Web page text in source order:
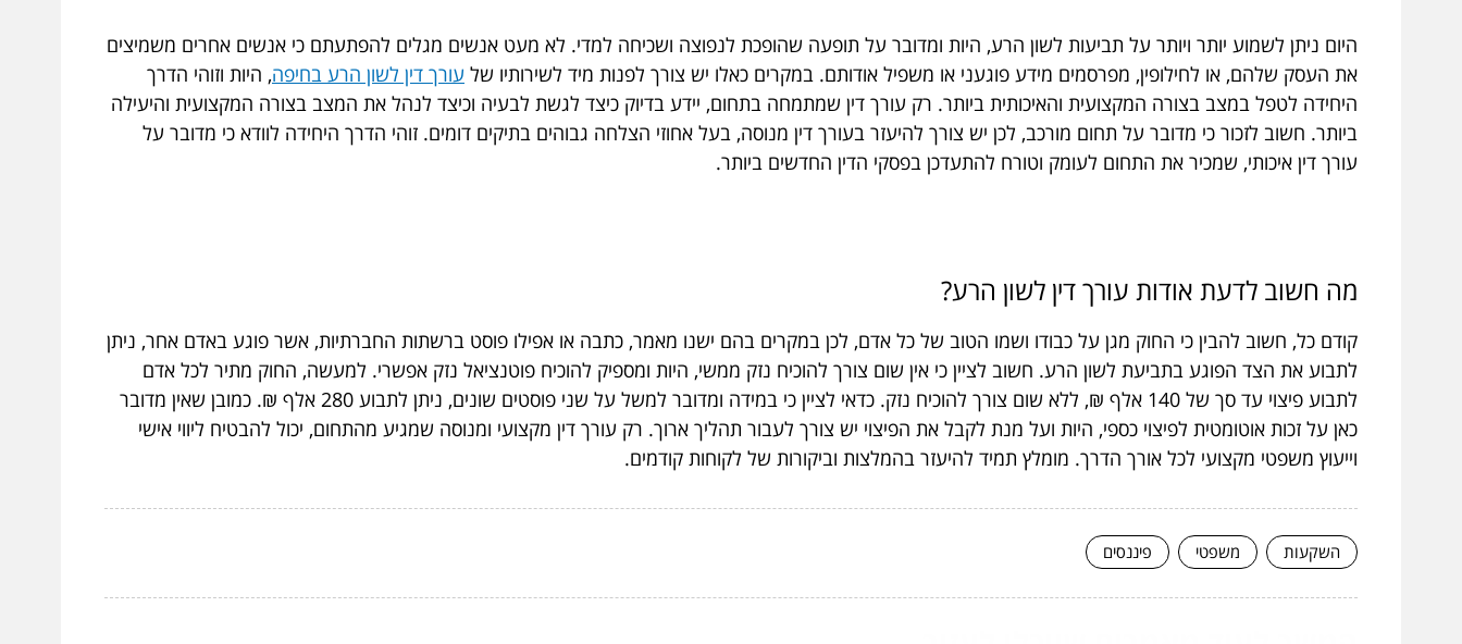
היום ניתן לשמוע יותר ויותר על תביעות לשון הרע, היות ומדובר על תופעה שהופכת לנפוצה ושכיחה למדי. לא מעט אנשים מגלים להפתעתם כי אנשים אחרים משמיצים
את העסק שלהם, או לחילופין, מפרסמים מידע פוגעני או משפיל אודותם. במקרים כאלו יש צורך לפנות מיד לשירותיו של עורך דין לשון הרע בחיפה, היות וזוהי הדרך
היחידה לטפל במצב בצורה המקצועית והאיכותית ביותר. רק עורך דין שמתמחה בתחום, יידע בדיוק כיצד לגשת לבעיה וכיצד לנהל את המצב בצורה המקצועית והיעילה
ביותר. חשוב לזכור כי מדובר על תחום מורכב, לכן יש צורך להיעזר בעורך דין מנוסה, בעל אחוזי הצלחה גבוהים בתיקים דומים. זוהי הדרך היחידה לוודא כי מדובר על
עורך דין איכותי, שמכיר את התחום לעומק וטורח להתעדכן בפסקי הדין החדשים ביותר.
מה חשוב לדעת אודות עורך דין לשון הרע?
קודם כל, חשוב להבין כי החוק מגן על כבודו ושמו הטוב של כל אדם, לכן במקרים בהם ישנו מאמר, כתבה או אפילו פוסט ברשתות החברתיות, אשר פוגע באדם אחר, ניתן
לתבוע את הצד הפוגע בתביעת לשון הרע. חשוב לציין כי אין שום צורך להוכיח נזק ממשי, היות ומספיק להוכיח פוטנציאל נזק אפשרי. למעשה, החוק מתיר לכל אדם
לתבוע פיצוי עד סך של 140 אלף ₪, ללא שום צורך להוכיח נזק. כדאי לציין כי במידה ומדובר למשל על שני פוסטים שונים, ניתן לתבוע 280 אלף ₪. כמובן שאין מדובר
כאן על זכות אוטומטית לפיצוי כספי, היות ועל מנת לקבל את הפיצוי יש צורך לעבור תהליך ארוך. רק עורך דין מקצועי ומנוסה שמגיע מהתחום, יכול להבטיח ליווי אישי
וייעוץ משפטי מקצועי לכל אורך הדרך. מומלץ תמיד להיעזר בהמלצות וביקורות של לקוחות קודמים.
השקעות משפטי פיננסים